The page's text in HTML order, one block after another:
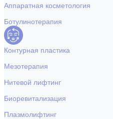
Аппаратная косметология
Ботулинотерапия
Контурная пластика
Мезотерапия
Нитевой лифтинг
Биоревитализация
Плазмолифтинг